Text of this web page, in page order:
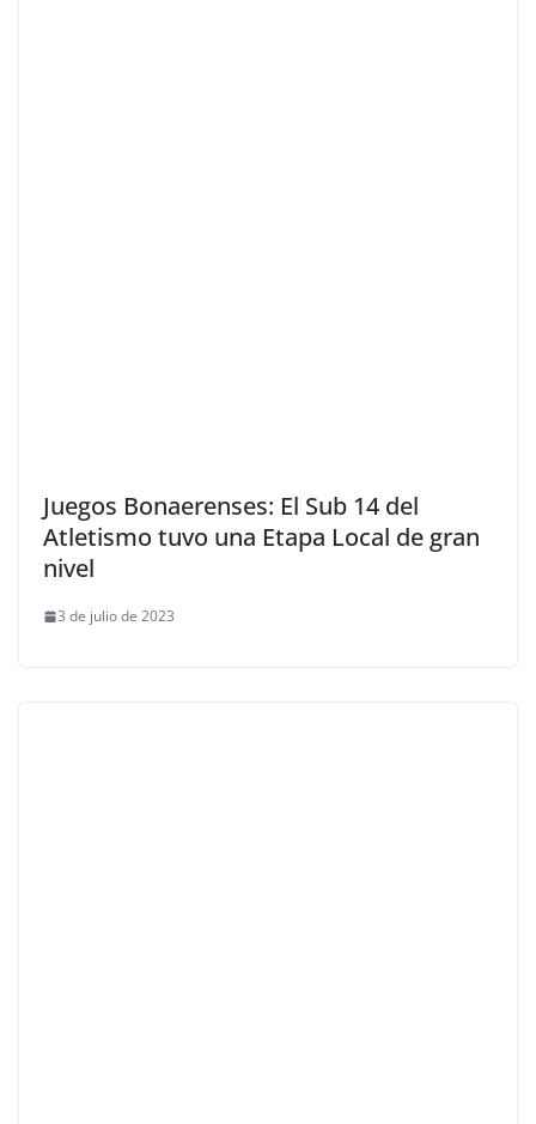
Juegos Bonaerenses: El Sub 14 del
Atletismo tuvo una Etapa Local de gran
nivel
3 de julio de 2023